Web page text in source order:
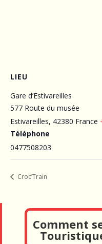
LIEU
Gare d’Estivareilles
577 Route du musée
Estivareilles, 42380 France
Téléphone
0477508203
Croc’Train
Comment